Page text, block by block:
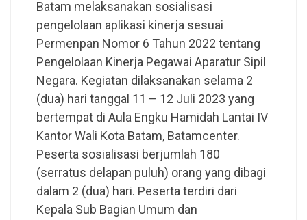
Batam melaksanakan sosialisasi
pengelolaan aplikasi kinerja sesuai
Permenpan Nomor 6 Tahun 2022 tentang
Pengelolaan Kinerja Pegawai Aparatur Sipil
Negara. Kegiatan dilaksanakan selama 2
(dua) hari tanggal 11 – 12 Juli 2023 yang
bertempat di Aula Engku Hamidah Lantai IV
Kantor Wali Kota Batam, Batamcenter.
Peserta sosialisasi berjumlah 180
(serratus delapan puluh) orang yang dibagi
dalam 2 (dua) hari. Peserta terdiri dari
Kepala Sub Bagian Umum dan